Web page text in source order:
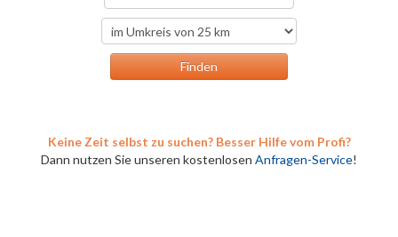
Keine Zeit selbst zu suchen? Besser Hilfe vom Profi?
Dann nutzen Sie unseren kostenlosen Anfragen-Service!